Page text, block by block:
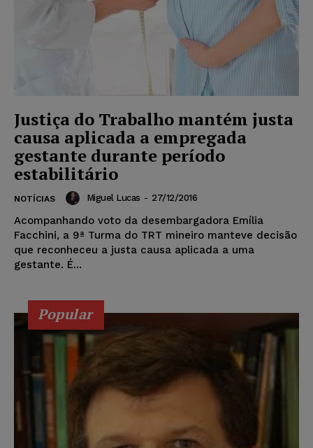
Justiça do Trabalho mantém justa
causa aplicada a empregada
gestante durante período
estabilitário
NOTÍCIAS Miguel Lucas - 27/12/2016
Acompanhando voto da desembargadora Emília
Facchini, a 9ª Turma do TRT mineiro manteve decisão
que reconheceu a justa causa aplicada a uma
gestante. É...
Popular